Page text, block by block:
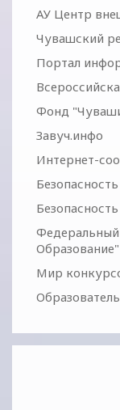
АУ Центр
Чувашский
Портал
Фонд
Завуч.инфо
Интернет-
Федеральный
Образование"
Мир